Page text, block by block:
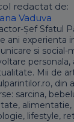
redactat de:
Vaduva
Șef Sfatul
ani experienta
si social-
personala,
Mii de
din
sarcina,
lifestyle,